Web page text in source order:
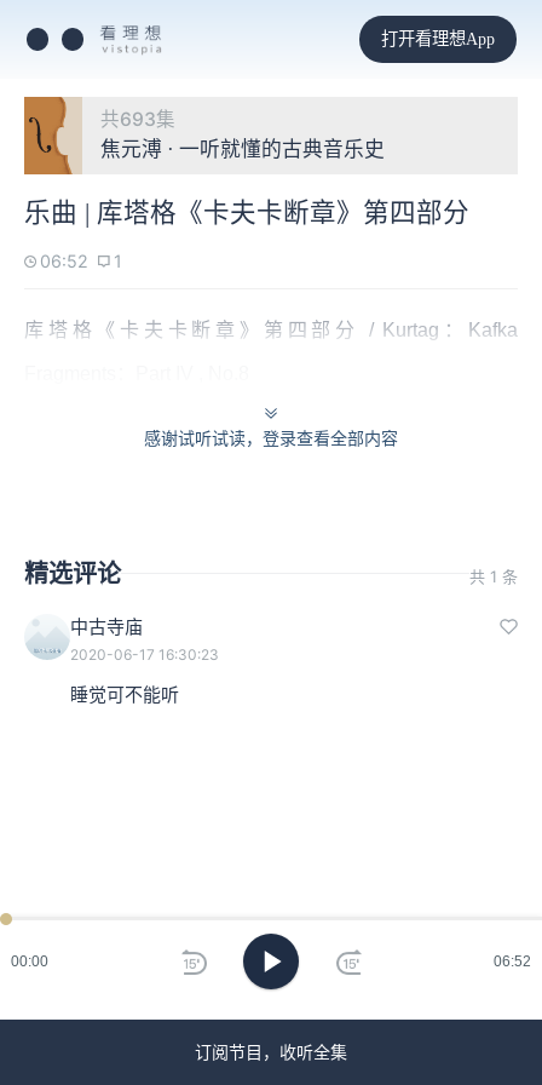
00:00 06:52
打开看理想App
共693集
焦元溥 · 一听就懂的古典音乐史
乐曲 | 库塔格《卡夫卡断章》第四部分
06:52 1
库塔格《卡夫卡断章》第四部分 / Kurtag：Kafka
感谢试听试读，登录查看全部内容
精选评论 共 1 条
中古寺庙
2020-06-17 16:30:23
睡觉可不能听
订阅节目，收听全集